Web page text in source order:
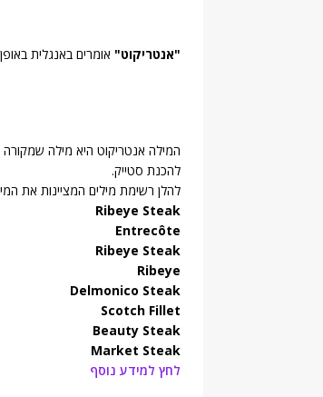
"אנטריקוט" אומרים באנגלית
המילה אנטריקוט היא מילה
להכנת סטייק.
להלן רשימת מילים המציינות את
Ribeye Steak
Entrecôte
Ribeye Steak
Ribeye
Delmonico Steak
Scotch Fillet
Beauty Steak
Market Steak
לחץ למידע נוסף